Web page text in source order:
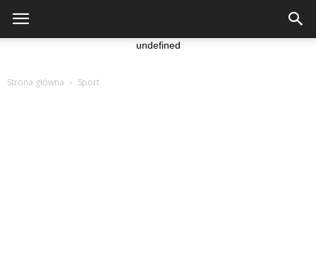
undefined
Strona główna Sport